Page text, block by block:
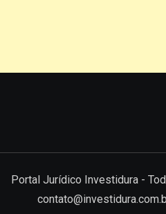
Portal Jurídico Investidura -